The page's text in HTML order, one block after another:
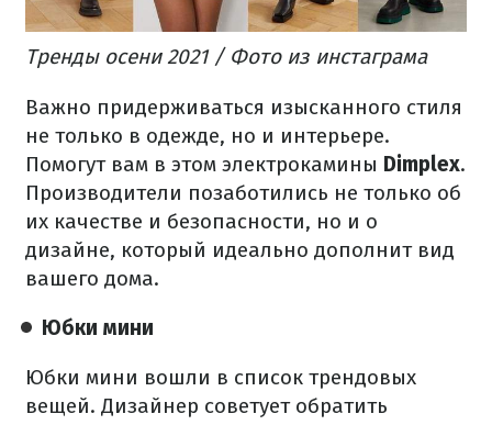
Тренды осени 2021 / Фото из инстаграма
Важно придерживаться изысканного стиля
не только в одежде, но и интерьере.
Помогут вам в этом электрокамины Dimplex.
Производители позаботились не только об
их качестве и безопасности, но и о
дизайне, который идеально дополнит вид
вашего дома.
Юбки мини
Юбки мини вошли в список трендовых
вещей. Дизайнер советует обратить